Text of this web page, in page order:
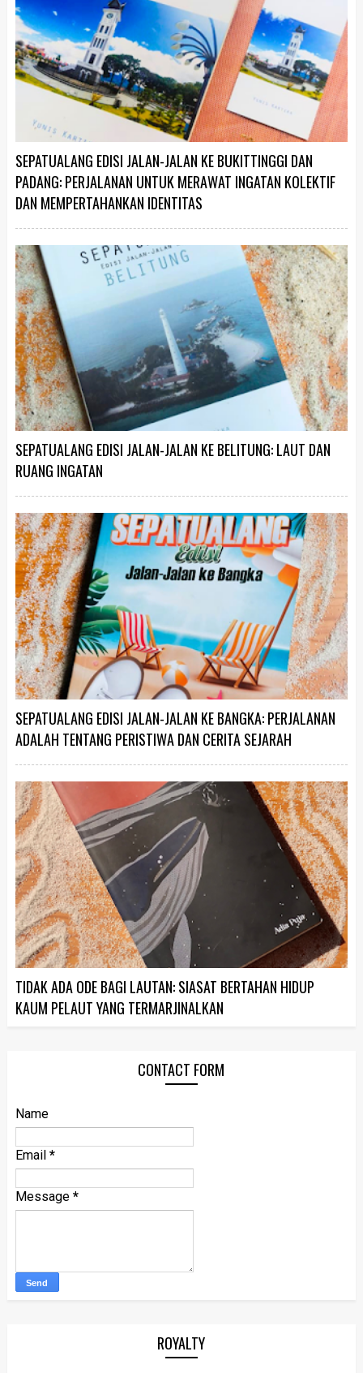
SEPATUALANG EDISI JALAN-JALAN KE BUKITTINGGI DAN
PADANG: PERJALANAN UNTUK MERAWAT INGATAN KOLEKTIF
DAN MEMPERTAHANKAN IDENTITAS
SEPATUALANG EDISI JALAN-JALAN KE BELITUNG: LAUT DAN
RUANG INGATAN
SEPATUALANG EDISI JALAN-JALAN KE BANGKA: PERJALANAN
ADALAH TENTANG PERISTIWA DAN CERITA SEJARAH
TIDAK ADA ODE BAGI LAUTAN: SIASAT BERTAHAN HIDUP
KAUM PELAUT YANG TERMARJINALKAN
CONTACT FORM
Name
Email *
Message *
ROYALTY